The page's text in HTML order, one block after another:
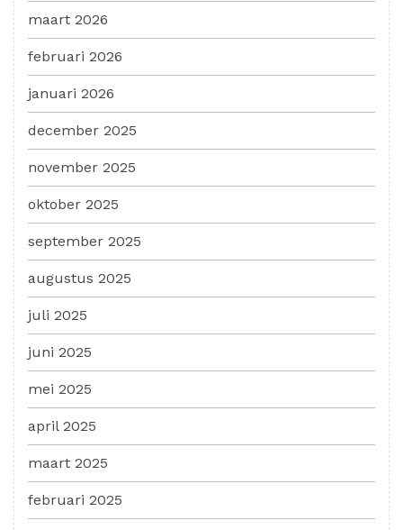
maart 2026
februari 2026
januari 2026
december 2025
november 2025
oktober 2025
september 2025
augustus 2025
juli 2025
juni 2025
mei 2025
april 2025
maart 2025
februari 2025